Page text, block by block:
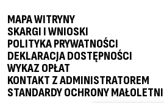
MAPA WITRYNY
SKARGI I WNIOSKI
POLITYKA PRYWATNOŚCI
DEKLARACJA DOSTĘPNOŚCI
WYKAZ OPŁAT
KONTAKT Z ADMINISTRATOREM
STANDARDY OCHRONY